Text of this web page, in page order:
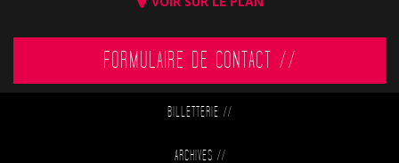
FORMULAIRE DE CONTACT //
BILLETTERIE //
ARCHIVES //